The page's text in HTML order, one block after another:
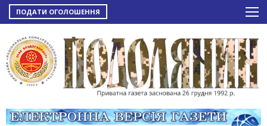
ПОДАТИ ОГОЛОШЕННЯ